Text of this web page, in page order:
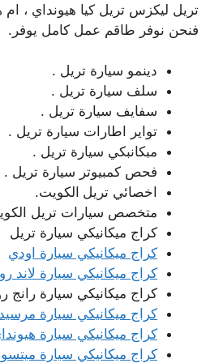
تريل ليكزس تريل كيا هيونداي ، ام
فنحن نوفر طاقم عمل كامل يوفر.
دينمو سيارة تريل .
سلف سيارة تريل .
سفايف سيارة تريل .
تواير اطارات سيارة تريل .
مبكانبكي سيارة تريل .
فحص كمبيوتر سيارة تريل .
اخصائي تريل الكويت.
متخصص سيارات تريل
كراج ميكانيكي سيارة تريل
كراج ميكانيكي سيارة اودي
كراج ميكانيكي سيارة لاند
كراج ميكانيكي سيارة رانج
كراج ميكانيكي سيارة
كراج ميكانيكي سيارة
كراج ميكانيكي سيارة